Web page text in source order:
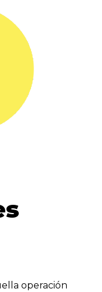
operación